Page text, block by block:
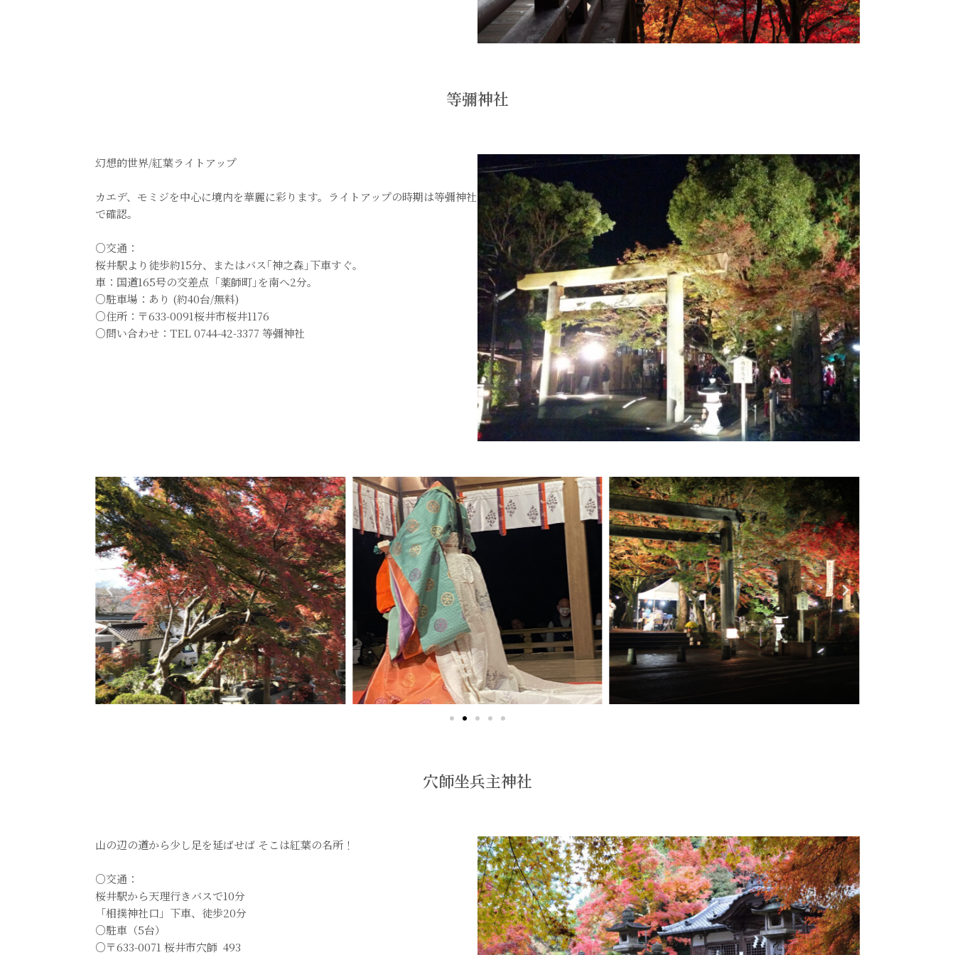
等彌神社
幻想的世界/紅葉ライトアップ
カエデ、モミジを中心に境内を華麗に彩ります。ライトアップの時期は等彌神社
で確認。
○交通：
桜井駅より徒歩約15分、またはバス｢神之森｣下車すぐ。
車：国道165号の交差点 ｢薬師町｣を南へ2分。
○駐車場：あり (約40台/無料)
○住所：〒633-0091桜井市桜井1176
○問い合わせ：TEL 0744-42-3377 等彌神社
穴師坐兵主神社
山の辺の道から少し足を延ばせば そこは紅葉の名所！
○交通：
桜井駅から天理行きバスで10分
「相撲神社口」下車、徒歩20分
○駐車（5台）
○〒633-0071 桜井市穴師 493